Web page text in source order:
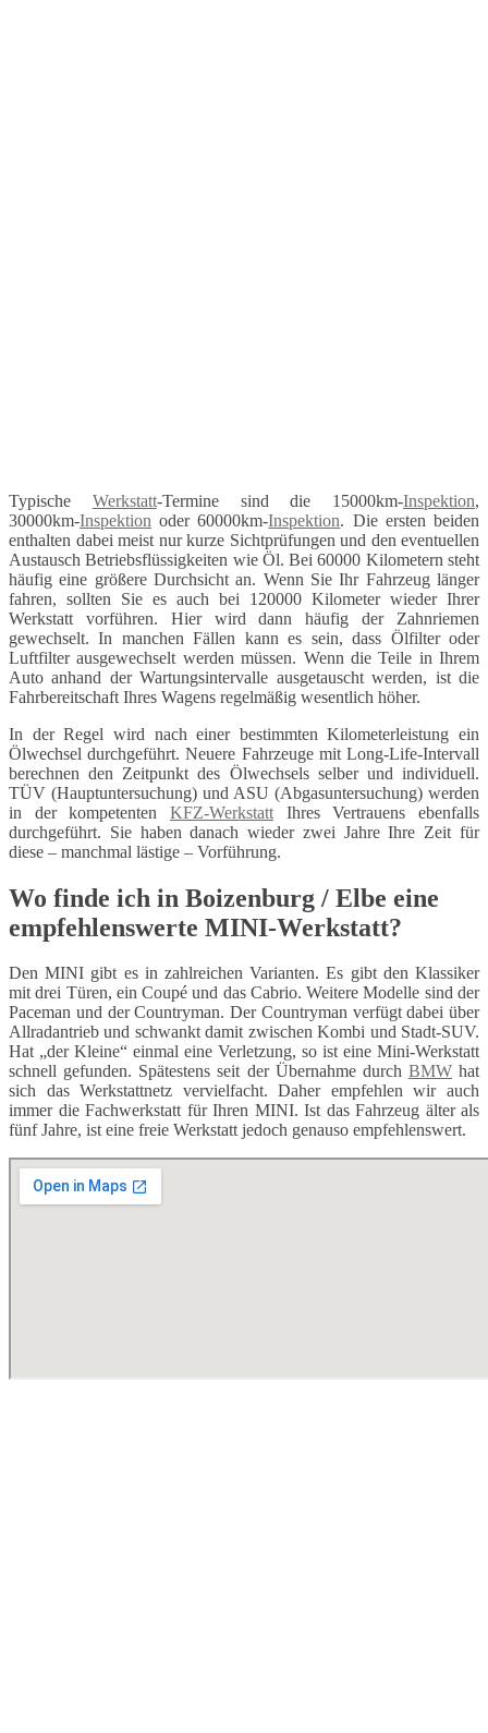
Typische Werkstatt-Termine sind die 15000km-Inspektion,
30000km-Inspektion oder 60000km-Inspektion. Die ersten beiden
enthalten dabei meist nur kurze Sichtprüfungen und den eventuellen
Austausch Betriebsflüssigkeiten wie Öl. Bei 60000 Kilometern steht
häufig eine größere Durchsicht an. Wenn Sie Ihr Fahrzeug länger
fahren, sollten Sie es auch bei 120000 Kilometer wieder Ihrer
Werkstatt vorführen. Hier wird dann häufig der Zahnriemen
gewechselt. In manchen Fällen kann es sein, dass Ölfilter oder
Luftfilter ausgewechselt werden müssen. Wenn die Teile in Ihrem
Auto anhand der Wartungsintervalle ausgetauscht werden, ist die
Fahrbereitschaft Ihres Wagens regelmäßig wesentlich höher.
In der Regel wird nach einer bestimmten Kilometerleistung ein
Ölwechsel durchgeführt. Neuere Fahrzeuge mit Long-Life-Intervall
berechnen den Zeitpunkt des Ölwechsels selber und individuell.
TÜV (Hauptuntersuchung) und ASU (Abgasuntersuchung) werden
in der kompetenten KFZ-Werkstatt Ihres Vertrauens ebenfalls
durchgeführt. Sie haben danach wieder zwei Jahre Ihre Zeit für
diese – manchmal lästige – Vorführung.
Wo finde ich in Boizenburg / Elbe eine
empfehlenswerte MINI-Werkstatt?
Den MINI gibt es in zahlreichen Varianten. Es gibt den Klassiker
mit drei Türen, ein Coupé und das Cabrio. Weitere Modelle sind der
Paceman und der Countryman. Der Countryman verfügt dabei über
Allradantrieb und schwankt damit zwischen Kombi und Stadt-SUV.
Hat „der Kleine“ einmal eine Verletzung, so ist eine Mini-Werkstatt
schnell gefunden. Spätestens seit der Übernahme durch BMWhat
sich das Werkstattnetz vervielfacht. Daher empfehlen wir auch
immer die Fachwerkstatt für Ihren MINI. Ist das Fahrzeug älter als
fünf Jahre, ist eine freie Werkstatt jedoch genauso empfehlenswert.